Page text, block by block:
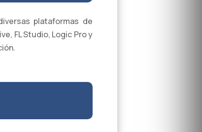
plataformas de
FL Studio, Logic Pro y